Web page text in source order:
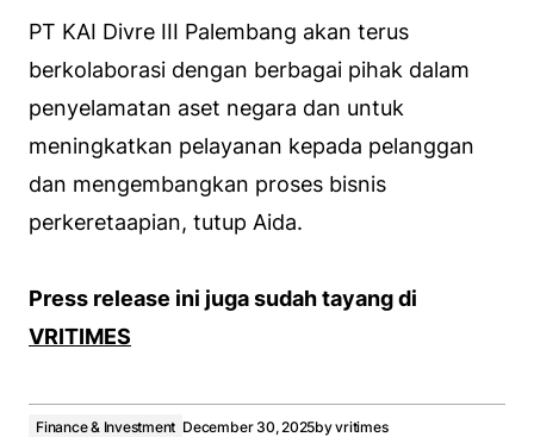
PT KAI Divre III Palembang akan terus
berkolaborasi dengan berbagai pihak dalam
penyelamatan aset negara dan untuk
meningkatkan pelayanan kepada pelanggan
dan mengembangkan proses bisnis
perkeretaapian, tutup Aida.
Press release ini juga sudah tayang di
VRITIMES
Finance & Investment December 30, 2025byvritimes